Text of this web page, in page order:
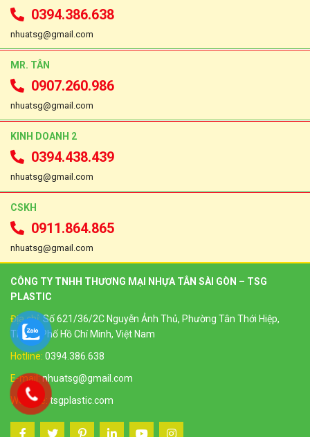
0394.386.638
nhuatsg@gmail.com
MR. TÂN
0907.260.986
nhuatsg@gmail.com
KINH DOANH 2
0394.438.439
nhuatsg@gmail.com
CSKH
0911.864.865
nhuatsg@gmail.com
CÔNG TY TNHH THƯƠNG MẠI NHỰA TÂN SÀI GÒN – TSG
PLASTIC
Địa chỉ: Số 621/36/2C Nguyễn Ảnh Thủ, Phường Tân Thới Hiệp,
Thành Phố Hồ Chí Minh, Việt Nam
Hotline: 0394.386.638
E-mail:nhuatsg@gmail.com
Website: tsgplastic.com